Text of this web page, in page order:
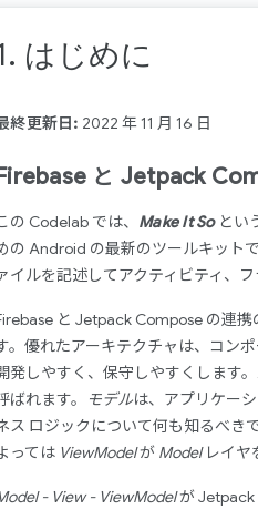
はじめに
終更新日: 2022 年 11 月 16 日
と Jetpack
の Codelab では、 Make It Soとい
の Android の最新のツールキット
イルを記述してアクティビティ、
と Jetpack Compose の連
。優れたアーキテクチャは、コン
発しやすく、保守しやすくします
ばれます。
モデルは、アプリケー
ス ロジックについて何も知るべき
っては ViewModelが Modelレイヤ
- View - ViewModelが Jetpack